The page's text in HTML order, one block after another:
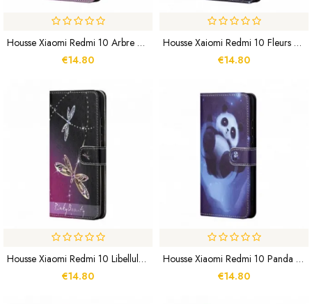
Housse Xiaomi Redmi 10 Arbre Et Hiboux À Lanière
€14.80
Housse Xaiomi Redmi 10 Fleurs Lunaires À Lanière
€14.80
Housse Xiaomi Redmi 10 Libellules À Lanière
€14.80
Housse Xiaomi Redmi 10 Panda Space À Lanière
€14.80